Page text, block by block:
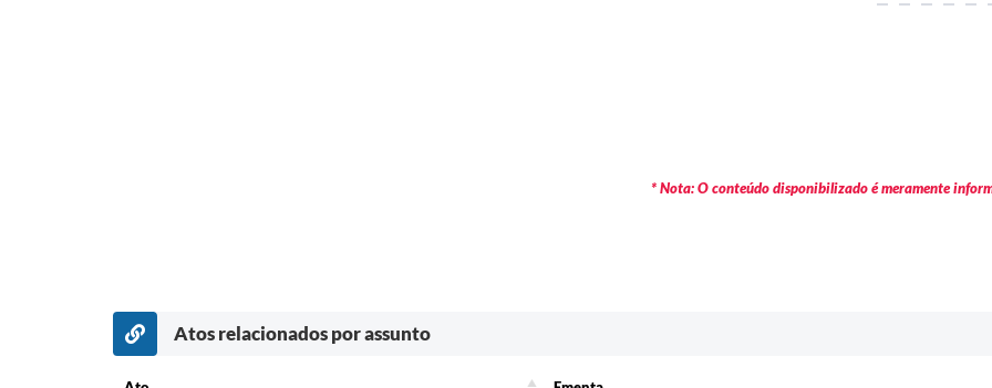
* Nota: O conteúdo disponibilizado é meramente
Atos relacionados por assunto